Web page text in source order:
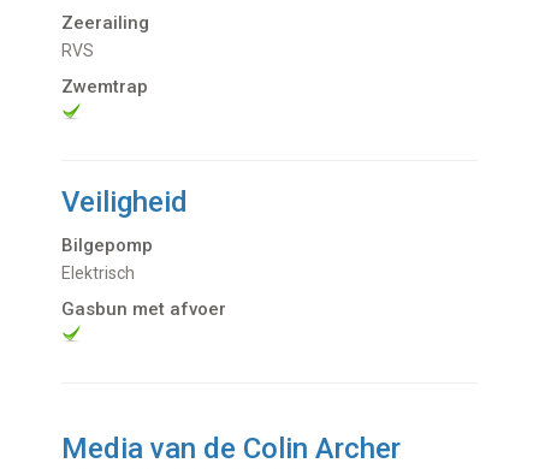
Zeerailing
RVS
Zwemtrap
Veiligheid
Bilgepomp
Elektrisch
Gasbun met afvoer
Media van de Colin Archer